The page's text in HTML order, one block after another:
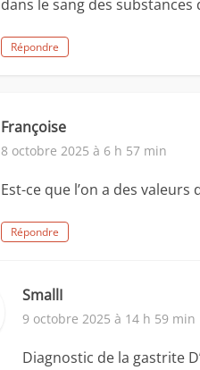
dans le sang des
Répondre
Françoise
8 octobre 2025 à 6 h 57 min
Est-ce que l’on a des
Répondre
SmallI
9 octobre 2025 à 14 h 59 min
Diagnostic de la gastrite